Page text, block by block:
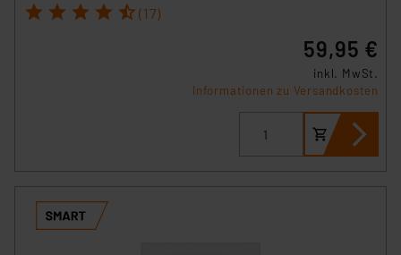
1 2 3 4 5 (17)
59,95 €
inkl. MwSt.
Informationen zu Versandkosten